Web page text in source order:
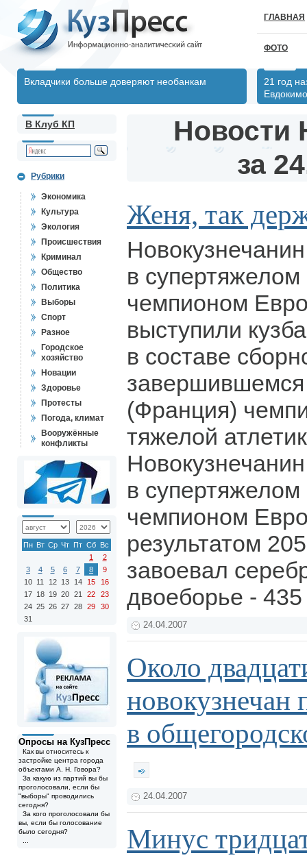
ГЛАВНАЯ
ФОТО
Вкладчики больше доверяют необанкам
21 год
В Клуб КП
Рубрики
Экономика
Культура
Экология
Происшествия
Криминал
Общество
Политика
Выборы
Спорт
Разное
Городское
хозяйство
Новации
Здоровье
Протесты
Погода, климат
Вооружённые
конфликты
Пн Вт Ср Чт Пт Сб Вс
1
2
3
4 5 6 7 8
9
10 11 12 13 14 15
16
17 18 19 20 21 22
23
24 25 26 27 28 29
30
31
Опросы на КузПресс
Как вы относитесь к
застройке центра города
объектами А. Н. Говора?
За какую из партий вы бы
проголосовали, если бы
"выборы" проводились
сегодня?
За кого проголосовали бы
вы, если бы голосование
было сегодня?
Новости
за
Женя, так
в супертяжелом
чемпионом
выступили
в составе
завершившемся
(Франция)
тяжелой
в супертяжелом
чемпионом
результатом
завоевал
двоеборье - 435
24.04.2007
Около
новокузнечан
в
24.04.2007
Минус